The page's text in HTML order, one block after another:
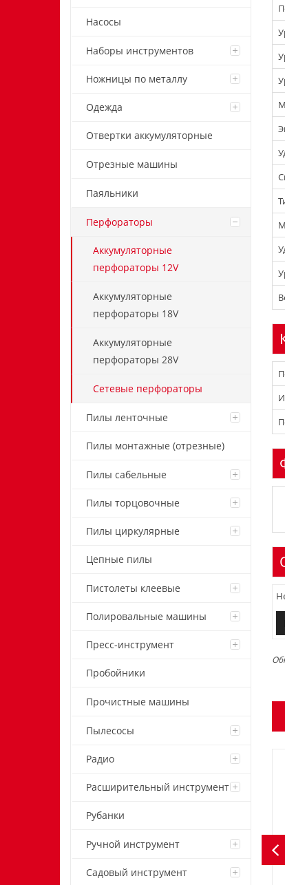
Насосы
Наборы инструментов
Ножницы по металлу
Одежда
Отвертки аккумуляторные
Отрезные машины
Паяльники
Перфораторы
Аккумуляторные
перфораторы 12V
Аккумуляторные
перфораторы 18V
Аккумуляторные
перфораторы 28V
Сетевые перфораторы
Пилы ленточные
Пилы монтажные (отрезные)
Пилы сабельные
Пилы торцовочные
Пилы циркулярные
Цепные пилы
Пистолеты клеевые
Полировальные машины
Пресс-инструмент
Пробойники
Прочистные машины
Пылесосы
Радио
Расширительный инструмент
Рубанки
Ручной инструмент
Садовый инструмент